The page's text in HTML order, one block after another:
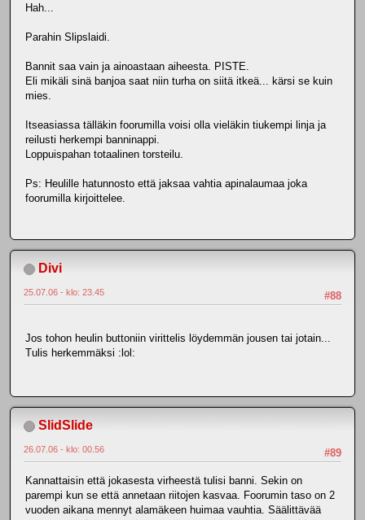
Hah...
Parahin Slipslaidi.
Bannit saa vain ja ainoastaan aiheesta. PISTE.
Eli mikäli sinä banjoa saat niin turha on siitä itkeä... kärsi se kuin
mies.
Itseasiassa tälläkin foorumilla voisi olla vieläkin tiukempi linja ja
reilusti herkempi banninappi.
Loppuispahan totaalinen torsteilu.
Ps: Heulille hatunnosto että jaksaa vahtia apinalaumaa joka
foorumilla kirjoittelee.
Divi
#88
25.07.06 - klo: 23.45
Jos tohon heulin buttoniin virittelis löydemmän jousen tai jotain...
Tulis herkemmäksi :lol:
SlidSlide
#89
26.07.06 - klo: 00.56
Kannattaisin että jokasesta virheestä tulisi banni. Sekin on
parempi kun se että annetaan riitojen kasvaa. Foorumin taso on 2
vuoden aikana mennyt alamäkeen huimaa vauhtia. Säälittävää